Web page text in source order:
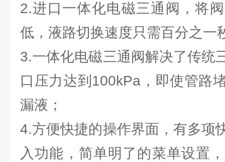
2.进口一体化电磁三通阀，将
低，液路切换速度只需百分之一
3.一体化电磁三通阀解决了传统
口压力达到100kPa，即使管路
漏液；
4.方便快捷的操作界面，有多项
入功能，简单明了的菜单设置